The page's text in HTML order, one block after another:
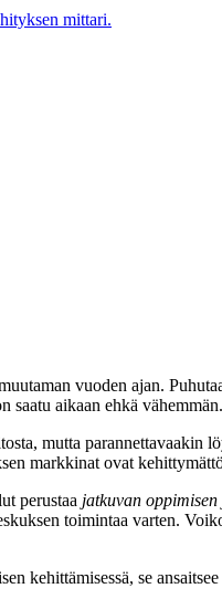
mittari.
vuoden ajan.
saatu aikaan ehkä vähemmän.
mutta parannettavaakin
markkinat ovat
perustaa jatkuvan
toimintaa varten.
kehittämisessä, se